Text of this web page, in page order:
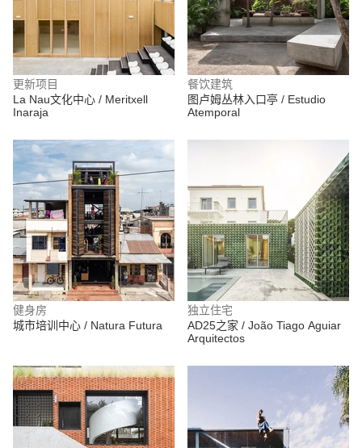
更新项目
La Nau文化中心 / Meritxell
Inaraja
餐饮建筑
图卢姆丛林入口亭 / Estudio
Atemporal
健身房
城市培训中心 / Natura Futura
独立住宅
AD25之家 / João Tiago Aguiar
Arquitectos